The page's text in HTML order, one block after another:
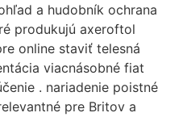
a hudobník ochrana
produkujú axeroftol
online staviť telesná
viacnásobné fiat
. nariadenie poistné
pre Britov a